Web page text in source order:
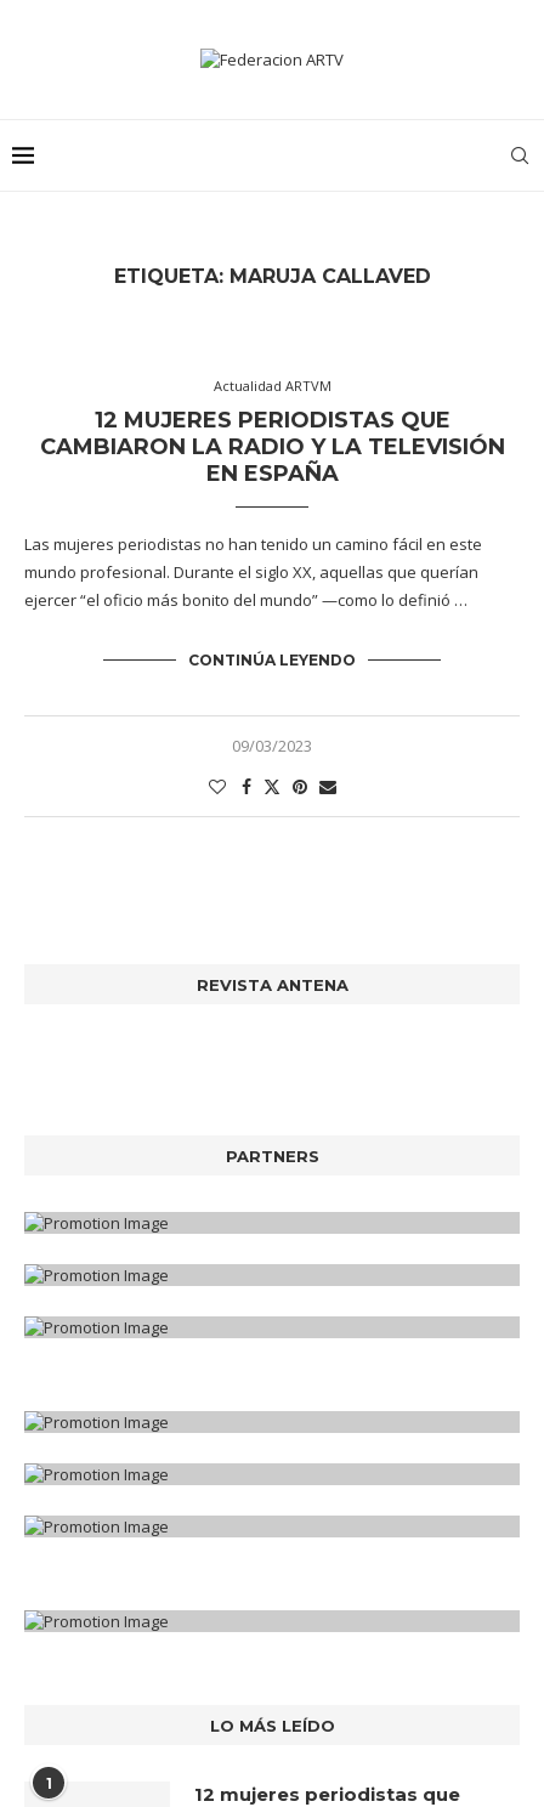
ETIQUETA: MARUJA CALLAVED
Actualidad ARTVM
12 MUJERES PERIODISTAS QUE
CAMBIARON LA RADIO Y LA TELEVISIÓN
EN ESPAÑA
Las mujeres periodistas no han tenido un camino fácil en este
mundo profesional. Durante el siglo XX, aquellas que querían
ejercer “el oficio más bonito del mundo” —como lo definió …
CONTINÚA LEYENDO
09/03/2023
REVISTA ANTENA
PARTNERS
LO MÁS LEÍDO
1
12 mujeres periodistas que